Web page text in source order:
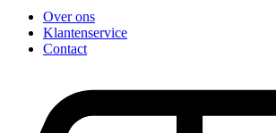
Over ons
Klantenservice
Contact